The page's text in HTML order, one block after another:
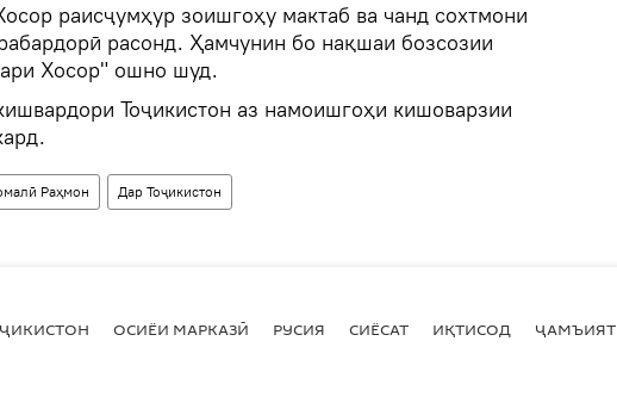
раисҷумҳур зоишгоҳу мактаб ва чанд сохтмони
расонд. Ҳамчунин бо нақшаи бозсозии
Хосор" ошно шуд.
Тоҷикистон аз намоишгоҳи кишоварзии
Раҳмон Дар Тоҷикистон
ОСИЁИ МАРКАЗӢ РУСИЯ СИЁСАТ ИҚТИСОД ҶАМЪИЯТ